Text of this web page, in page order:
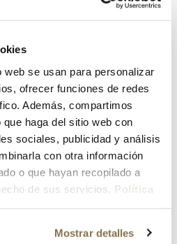
se usan para personalizar
ofrecer funciones de redes
Además, compartimos
haga del sitio web con
sociales, publicidad y análisis
con otra información
o que hayan recopilado a
de sus servicios. Política
Mostrar detalles